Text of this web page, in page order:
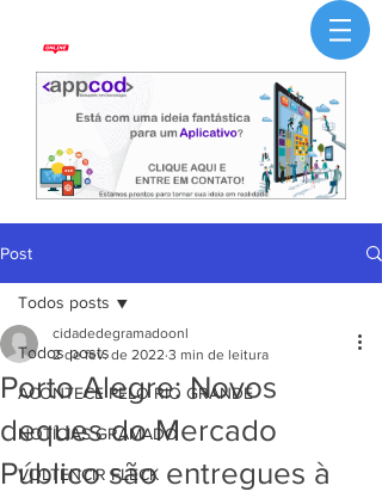
Post
Todos posts
ACONTECE PELO RIO GRANDE
NOTÍCIAS GRAMADO
VOLTENCIR FLECK
Todos posts
Porto Alegre: Novos
deques do Mercado
Público são entregues à
cidadedegramadoonl
2 de fev. de 2022 3 min de leitura